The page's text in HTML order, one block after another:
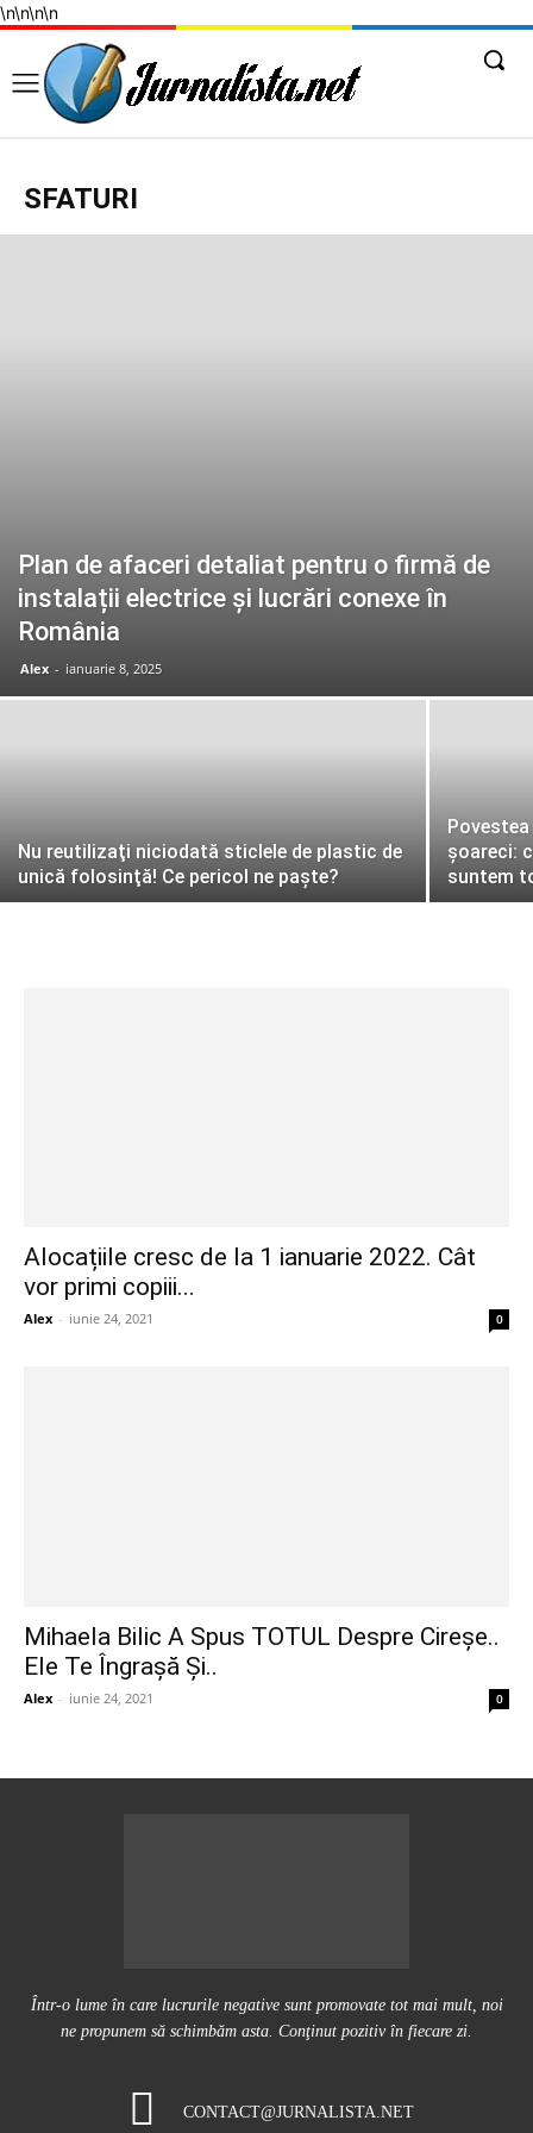
\n\n\n\n
SFATURI
Plan de afaceri detaliat pentru o firmă de
instalații electrice și lucrări conexe în
România
Alex - ianuarie 8, 2025
Nu reutilizaţi niciodată sticlele de plastic de
unică folosinţă! Ce pericol ne paşte?
șoareci:
suntem
Alocațiile cresc de la 1 ianuarie 2022. Cât
vor primi copiii...
Alex - iunie 24, 2021 0
Mihaela Bilic A Spus TOTUL Despre Cireșe..
Ele Te Îngrașă Și..
Alex - iunie 24, 2021 0
Într-o lume în care lucrurile negative sunt promovate tot mai mult, noi
ne propunem să schimbăm asta. Conţinut pozitiv în fiecare zi.
CONTACT@JURNALISTA.NET